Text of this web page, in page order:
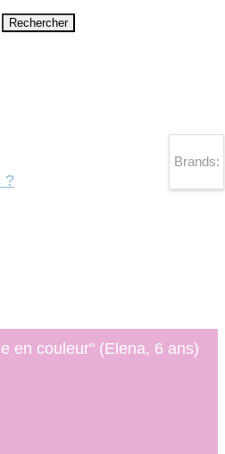
Rechercher
?
en couleur" (Elena, 6 ans)
Brands: